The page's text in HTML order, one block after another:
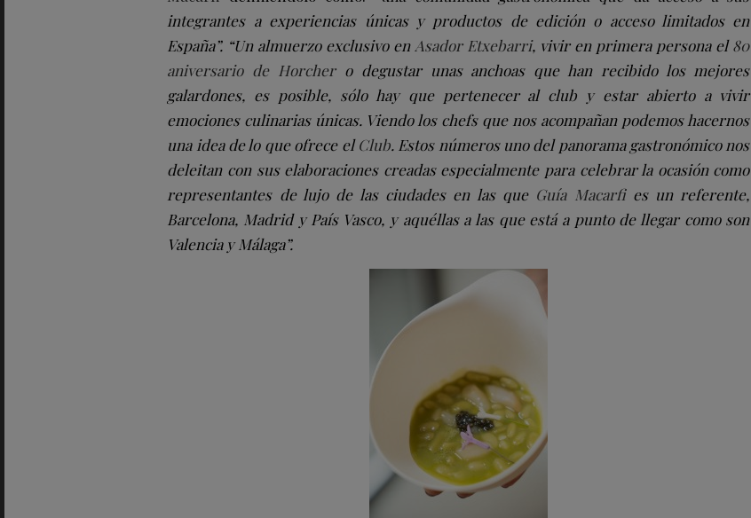
integrantes a experiencias únicas y productos de edición o acceso limitadosen
España”. “Un almuerzo exclusivo en Asador Etxebarri, vivir en primera persona el80
aniversario de Horchero degustar unas anchoas que han recibido los mejores
galardones, es posible, sólo hay que pertenecer al club y estar abierto a vivir
emociones culinarias únicas. Viendo los chefs que nos acompañan podemos hacernos
una idea de lo que ofrece elClub. Estos números uno del panorama gastronómico nos
deleitan con sus elaboraciones creadas especialmente para celebrar la ocasión como
representantes de lujo de las ciudades en las que Guía Macarfies un referente,
Barcelona, Madrid y País Vasco, y aquéllas a las que está a punto de llegar como son
Valencia y Málaga”.